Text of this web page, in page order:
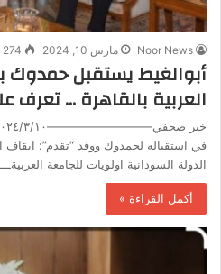
Noor News مارس 10, 2024 274
أبوالغيط يستقبل حمدوك
العربية بالقاهرة … تعرف
في استقباله لحمدوك ووفد “تقدم”:
الدولة السودانية اولويات للجامعة
أكمل القراءة »